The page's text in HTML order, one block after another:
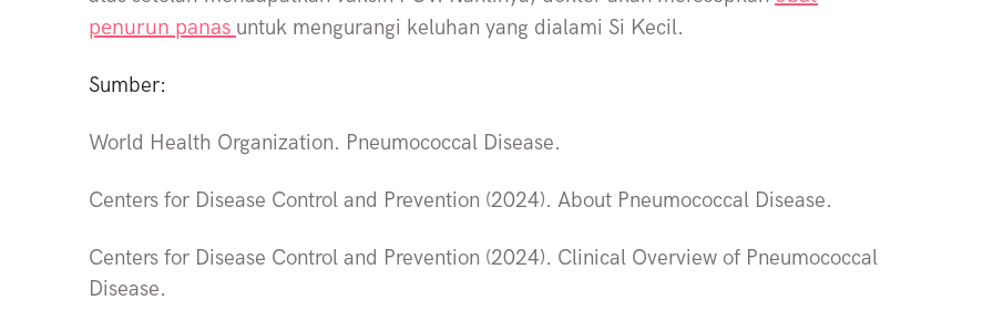
penurun panas untuk mengurangi keluhan yang dialami Si Kecil.
Sumber:
World Health Organization. Pneumococcal Disease.
Centers for Disease Control and Prevention (2024). About Pneumococcal Disease.
Centers for Disease Control and Prevention (2024). Clinical Overview of Pneumococcal
Disease.